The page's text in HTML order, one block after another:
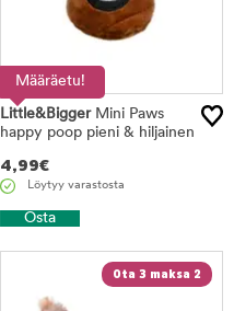
Määräetu!
Little&BiggerMini Paws
happy poop pieni & hiljainen
4,99€
Löytyy varastosta
Osta
Ota 3 maksa 2